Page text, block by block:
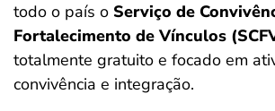
todo o país o Serviço de
Fortalecimento de Vínculos
totalmente gratuito e focado em
convivência e integração.